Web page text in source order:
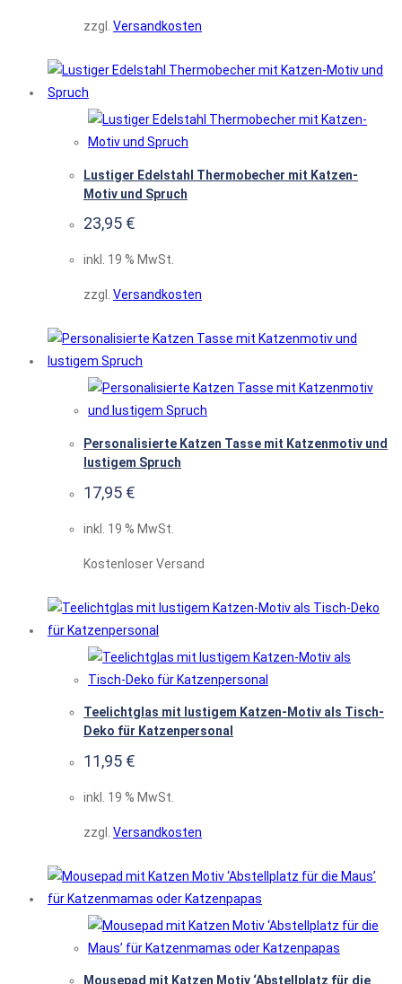
zzgl. Versandkosten
Lustiger Edelstahl Thermobecher mit Katzen-
Motiv und Spruch
23,95 €
inkl. 19 % MwSt.
zzgl. Versandkosten
Personalisierte Katzen Tasse mit Katzenmotiv und
lustigem Spruch
17,95 €
inkl. 19 % MwSt.
Kostenloser Versand
Teelichtglas mit lustigem Katzen-Motiv als Tisch-
Deko für Katzenpersonal
11,95 €
inkl. 19 % MwSt.
zzgl. Versandkosten
Mousepad mit Katzen Motiv ‘Abstellplatz für die